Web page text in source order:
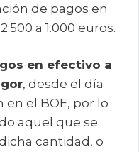
de pagos en
a 1.000 euros.
en efectivo a
, desde el día
el BOE, por lo
aquel que se
cantidad, o